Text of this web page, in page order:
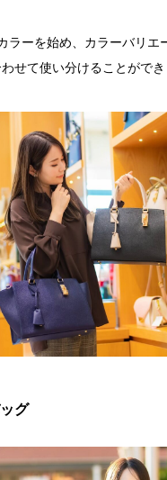
ラーを始め、カラーバリエ
せて使い分けることができ
グ